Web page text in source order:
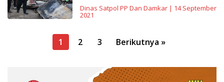
Dinas Satpol PP Dan Damkar| 14 September
2021
Navigasi 1 2 3 Berikutnya »